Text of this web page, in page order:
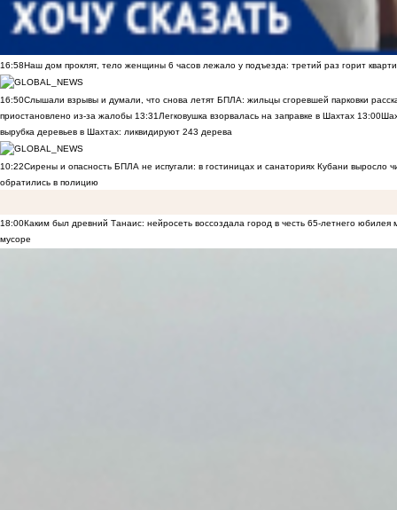
16:58Наш дом проклят, тело женщины 6 часов лежало у подъезда: третий раз горит
16:50Слышали взрывы и думали, что снова летят БПЛА: жильцы сгоревшей парковки
приостановлено из-за жалобы 13:31 Легковушка взорвалась на заправке в Шахтах 13:00
вырубка деревьев в Шахтах: ликвидируют 243 дерева
10:22Сирены и опасность БПЛА не испугали: в гостиницах и санаториях Кубани выросло
обратились в полицию
18:00Каким был древний Танаис: нейросеть воссоздала город в честь 65-летнего юбилея
мусоре